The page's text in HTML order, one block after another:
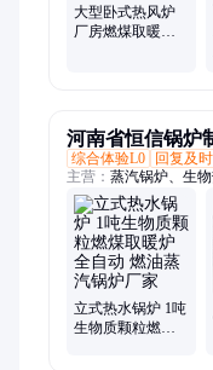
大型卧式热风炉
厂房燃煤取暖炉
河南省恒信锅炉
综合体验L0
回复及时
主营： 蒸汽锅炉、生
立式热水锅炉 1吨
生物质颗粒燃煤